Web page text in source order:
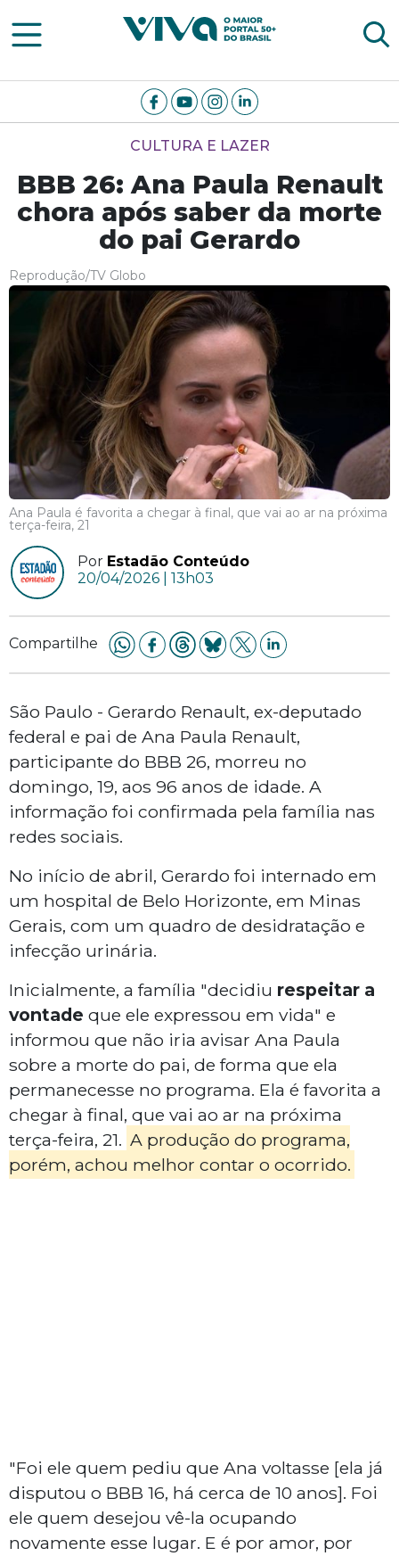
Viva Notícias
CULTURA E LAZER
BBB 26: Ana Paula Renault
chora após saber da morte
do pai Gerardo
Reprodução/TV Globo
Ana Paula é favorita a chegar à final, que vai ao ar na próxima
terça-feira, 21
Por Estadão Conteúdo
20/04/2026 | 13h03
Compartilhe
São Paulo - Gerardo Renault, ex-deputado
federal e pai de Ana Paula Renault,
participante do BBB 26, morreu no
domingo, 19, aos 96 anos de idade. A
informação foi confirmada pela família nas
redes sociais.
No início de abril, Gerardo foi internado em
um hospital de Belo Horizonte, em Minas
Gerais, com um quadro de desidratação e
infecção urinária.
Inicialmente, a família "decidiu respeitar a
vontade que ele expressou em vida" e
informou que não iria avisar Ana Paula
sobre a morte do pai, de forma que ela
permanecesse no programa. Ela é favorita a
chegar à final, que vai ao ar na próxima
terça-feira, 21. A produção do programa,
porém, achou melhor contar o ocorrido.
"Foi ele quem pediu que Ana voltasse [ela já
disputou o BBB 16, há cerca de 10 anos]. Foi
ele quem desejou vê-la ocupando
novamente esse lugar. E é por amor, por